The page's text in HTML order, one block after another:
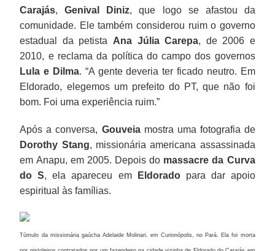
Carajás,Genival Diniz, que logo se afastou da
comunidade. Ele também considerou ruim o governo
estadual da petista Ana Júlia Carepa, de 2006 e
2010, e reclama da política do campo dos governos
Lula e Dilma. “A gente deveria ter ficado neutro. Em
Eldorado, elegemos um prefeito do PT, que não foi
bom. Foi uma experiência ruim.”
Após a conversa, Gouveiamostra uma fotografia de
Dorothy Stang, missionária americana assassinada
em Anapu, em 2005. Depois do massacre da Curva
do S, ela apareceu em Eldoradopara dar apoio
espiritual às famílias.
Túmulo da missionária gaúcha Adelaide Molinari, em Curionópolis, no Pará. Ela foi morta